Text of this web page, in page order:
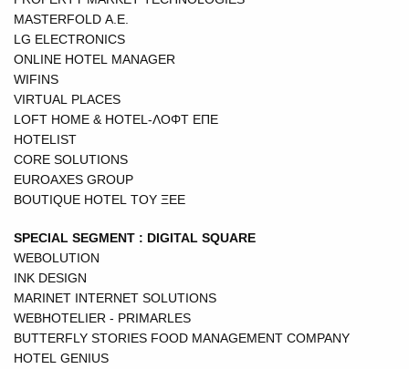
MASTERFOLD A.E.
LG ELECTRONICS
ONLINE HOTEL MANAGER
WIFINS
VIRTUAL PLACES
LOFT HOME & HOTEL-ΛΟΦΤ ΕΠΕ
HOTELIST
CORE SOLUTIONS
EUROAXES GROUP
BOUTIQUE HOTEL ΤΟΥ ΞΕΕ
SPECIAL SEGMENT : DIGITAL SQUARE
WEBOLUTION
INK DESIGN
MARINET INTERNET SOLUTIONS
WEBHOTELIER - PRIMARLES
BUTTERFLY STORIES FOOD MANAGEMENT COMPANY
HOTEL GENIUS